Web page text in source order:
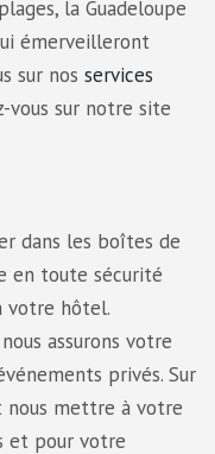
la Guadeloupe
émerveilleront
sur nos services
vous sur notre site
dans les boîtes de
en toute sécurité
votre hôtel.
assurons votre
privés. Sur
nous mettre à votre
et pour votre